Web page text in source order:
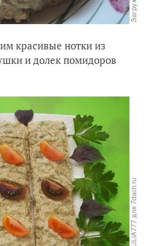
красивые нотки из
и долек помидоров